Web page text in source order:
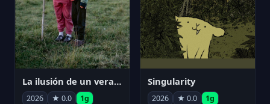
La ilusión de un verano sin fin
2026 ★ 0.0 1g
Singularity
2026 ★ 0.0 1g